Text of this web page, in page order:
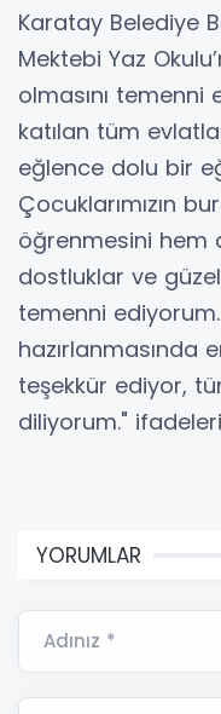
Karatay Belediye
Mektebi Yaz
olmasını temenni
katılan tüm
eğlence dolu bir
Çocuklarımızın
öğrenmesini hem
dostluklar ve
temenni ediyorum.
hazırlanmasında
teşekkür ediyor,
diliyorum."
YORUMLAR
Adınız *